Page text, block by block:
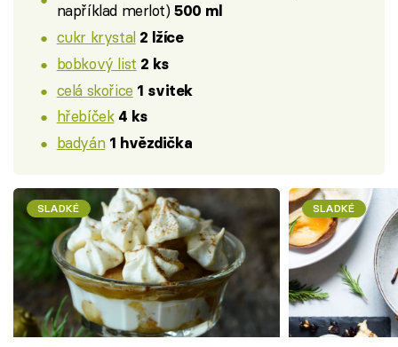
například merlot)500 ml
cukr krystal 2 lžíce
bobkový list 2 ks
celá skořice 1 svitek
hřebíček 4 ks
badyán 1 hvězdička
SLADKÉ SLADKÉ